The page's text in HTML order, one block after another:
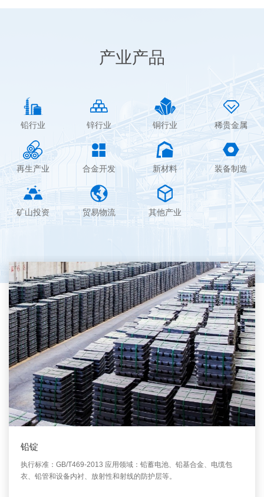
产业产品
铅行业 锌行业 铜行业 稀贵金属
再生产业 合金开发 新材料 装备制造
矿山投资 贸易物流 其他产业
铅锭
执行标准：GB/T469-2013 应用领域：铅蓄电池、铅基合金、电缆包
衣、铅管和设备内衬、放射性和射线的防护层等。